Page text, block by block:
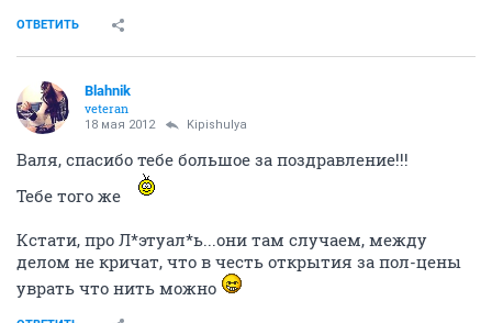
ОТВЕТИТЬ
Blahnik
veteran
18 мая 2012 Kipishulyа
Валя, спасибо тебе большое за поздравление!!!
Тебе того же
Кстати, про Л*этуал*ь...они там случаем, между
делом не кричат, что в честь открытия за пол-цены
уврать что нить можно